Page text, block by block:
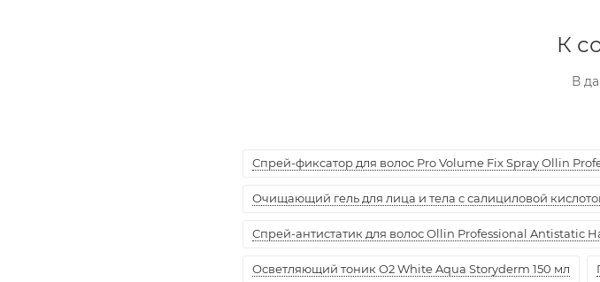
К
В
Спрей-фиксатор для волос Pro Volume Fix Spray Ollin
Очищающий гель для лица и тела с салициловой
Спрей-антистатик для волос Ollin Professional Antistatic
Осветляющий тоник O2 White Aqua Storyderm 150 мл